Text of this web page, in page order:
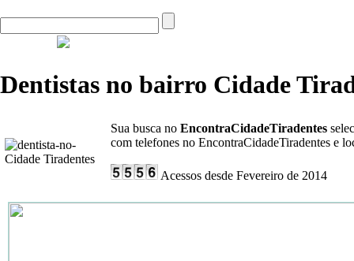
Dentistas no bairro Cidade
Sua busca no EncontraCidadeTiradentes
com telefones no EncontraCidadeTiradentes e
Acessos desde Fevereiro de 2014